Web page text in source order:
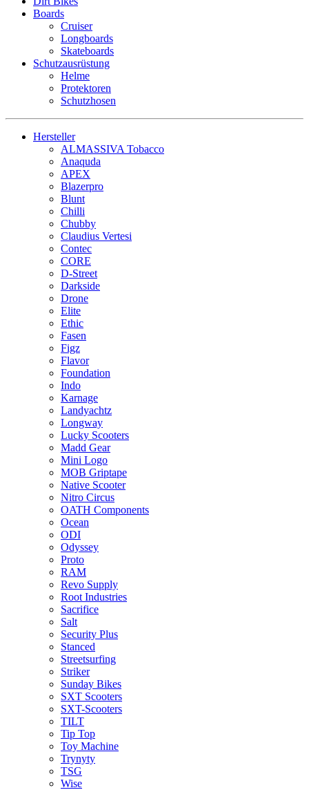
Boards
Cruiser
Longboards
Skateboards
Schutzausrüstung
Helme
Protektoren
Schutzhosen
Hersteller
ALMASSIVA Tobacco
Anaquda
APEX
Blazerpro
Blunt
Chilli
Chubby
Claudius Vertesi
Contec
CORE
D-Street
Darkside
Drone
Elite
Ethic
Fasen
Figz
Flavor
Foundation
Indo
Karnage
Landyachtz
Longway
Lucky Scooters
Madd Gear
Mini Logo
MOB Griptape
Native Scooter
Nitro Circus
OATH Components
Ocean
ODI
Odyssey
Proto
RAM
Revo Supply
Root Industries
Sacrifice
Salt
Security Plus
Stanced
Streetsurfing
Striker
Sunday Bikes
SXT Scooters
SXT-Scooters
TILT
Tip Top
Toy Machine
Trynyty
TSG
Wise